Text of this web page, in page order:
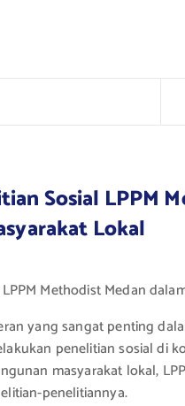
Sosial LPPM
Lokal
Methodist Medan
yang sangat penting
penelitian sosial di
masyarakat lokal,
penelitiannya.